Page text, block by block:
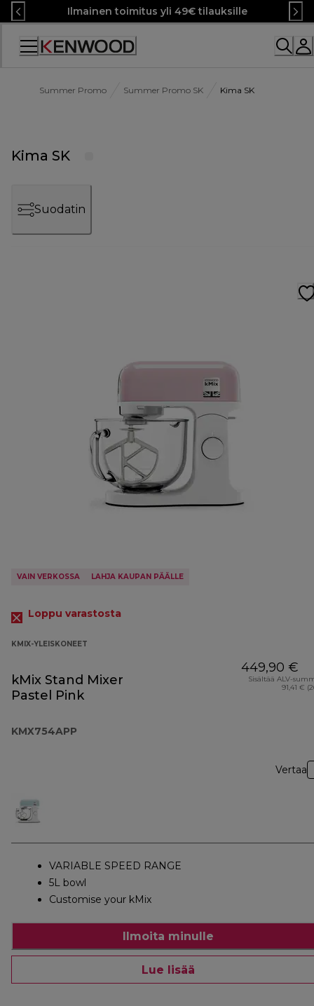
Skip
to
Content
Ilmainen toimitus yli 49€ tilauksille
Summer Promo Summer Promo SK Kima SK
Kima SK
Suodatin
VAIN VERKOSSA LAHJA KAUPAN PÄÄLLE
Loppu varastosta
KMIX-YLEISKONEET
kMix Stand Mixer
Pastel Pink
KMX754APP
449,90 €
Sisältää ALV-
91,41 €
Vertaa
VARIABLE SPEED RANGE
5L bowl
Customise your kMix
Ilmoita minulle
Lue lisää